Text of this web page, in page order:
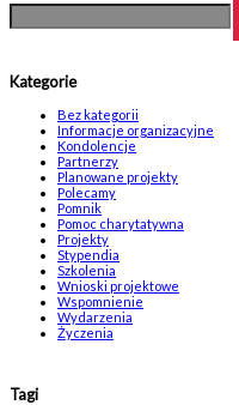
Kategorie
Bez kategorii
Informacje organizacyjne
Kondolencje
Partnerzy
Planowane projekty
Polecamy
Pomnik
Pomoc charytatywna
Projekty
Stypendia
Szkolenia
Wnioski projektowe
Wspomnienie
Wydarzenia
Życzenia
Tagi